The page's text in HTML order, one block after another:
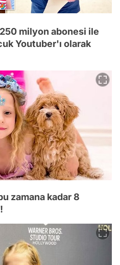
milyon abonesi ile
Youtuber'ı olarak
zamana kadar 8